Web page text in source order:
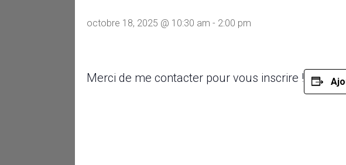
octobre 18, 2025 @ 10:30 am - 2:00 pm
Merci de me contacter pour vous inscrire !